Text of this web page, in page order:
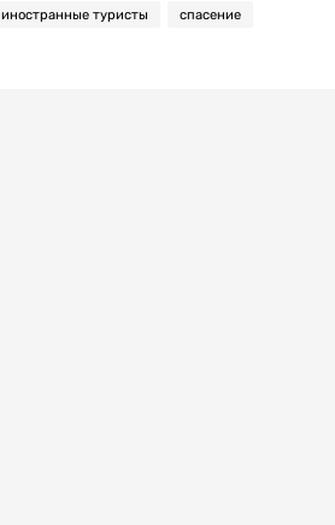
иностранные туристы спасение